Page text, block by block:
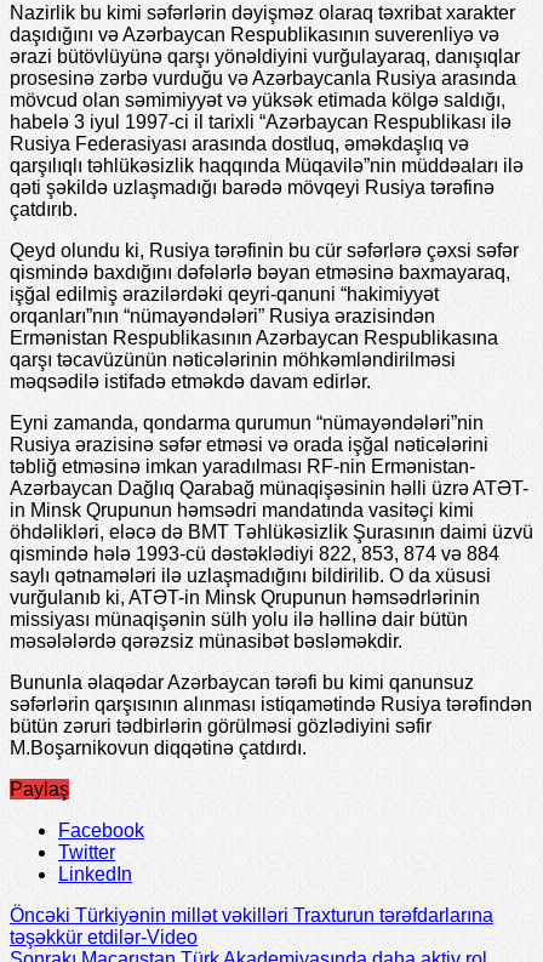
Nazirlik bu kimi səfərlərin dəyişməz olaraq təxribat xarakter
daşıdığını və Azərbaycan Respublikasının suverenliyə və
ərazi bütövlüyünə qarşı yönəldiyini vurğulayaraq, danışıqlar
prosesinə zərbə vurduğu və Azərbaycanla Rusiya arasında
mövcud olan səmimiyyət və yüksək etimada kölgə saldığı,
habelə 3 iyul 1997-ci il tarixli “Azərbaycan Respublikası ilə
Rusiya Federasiyası arasında dostluq, əməkdaşlıq və
qarşılıqlı təhlükəsizlik haqqında Müqavilə”nin müddəaları ilə
qəti şəkildə uzlaşmadığı barədə mövqeyi Rusiya tərəfinə
çatdırıb.
Qeyd olundu ki, Rusiya tərəfinin bu cür səfərlərə çəxsi səfər
qismində baxdığını dəfələrlə bəyan etməsinə baxmayaraq,
işğal edilmiş ərazilərdəki qeyri-qanuni “hakimiyyət
orqanları”nın “nümayəndələri” Rusiya ərazisindən
Ermənistan Respublikasının Azərbaycan Respublikasına
qarşı təcavüzünün nəticələrinin möhkəmləndirilməsi
məqsədilə istifadə etməkdə davam edirlər.
Eyni zamanda, qondarma qurumun “nümayəndələri”nin
Rusiya ərazisinə səfər etməsi və orada işğal nəticələrini
təbliğ etməsinə imkan yaradılması RF-nin Ermənistan-
Azərbaycan Dağlıq Qarabağ münaqişəsinin həlli üzrə ATƏT-
in Minsk Qrupunun həmsədri mandatında vasitəçi kimi
öhdəlikləri, eləcə də BMT Təhlükəsizlik Şurasının daimi üzvü
qismində hələ 1993-cü dəstəklədiyi 822, 853, 874 və 884
saylı qətnamələri ilə uzlaşmadığını bildirilib. O da xüsusi
vurğulanıb ki, ATƏT-in Minsk Qrupunun həmsədrlərinin
missiyası münaqişənin sülh yolu ilə həllinə dair bütün
məsələlərdə qərəzsiz münasibət bəsləməkdir.
Bununla əlaqədar Azərbaycan tərəfi bu kimi qanunsuz
səfərlərin qarşısının alınması istiqamətində Rusiya tərəfindən
bütün zəruri tədbirlərin görülməsi gözlədiyini səfir
M.Boşarnikovun diqqətinə çatdırdı.
Paylaş
Facebook
Twitter
LinkedIn
ÖncəkiTürkiyənin millət vəkilləri Traxturun tərəfdarlarına
təşəkkür etdilər-Video